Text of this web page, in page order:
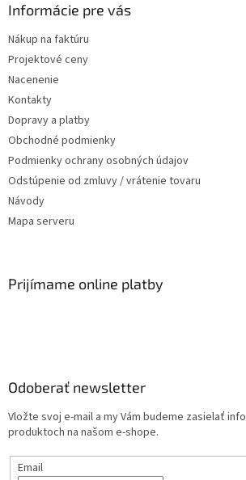
Informácie pre vás
Nákup na faktúru
Projektové ceny
Nacenenie
Kontakty
Dopravy a platby
Obchodné podmienky
Podmienky ochrany osobných údajov
Odstúpenie od zmluvy / vrátenie tovaru
Návody
Mapa serveru
Prijímame online platby
Odoberať newsletter
Vložte svoj e-mail a my Vám budeme zasielať
produktoch na našom e-shope.
Email